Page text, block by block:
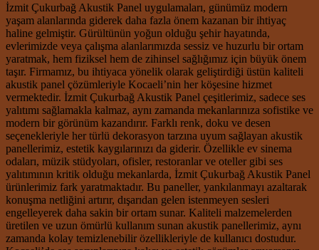
İzmit Çukurbağ Akustik Panel uygulamaları, günümüz modern
yaşam alanlarında giderek daha fazla önem kazanan bir ihtiyaç
haline gelmiştir. Gürültünün yoğun olduğu şehir hayatında,
evlerimizde veya çalışma alanlarımızda sessiz ve huzurlu bir ortam
yaratmak, hem fiziksel hem de zihinsel sağlığımız için büyük önem
taşır. Firmamız, bu ihtiyaca yönelik olarak geliştirdiği üstün kaliteli
akustik panel çözümleriyle Kocaeli’nin her köşesine hizmet
vermektedir. İzmit Çukurbağ Akustik Panel çeşitlerimiz, sadece ses
yalıtımı sağlamakla kalmaz, aynı zamanda mekanlarınıza sofistike ve
modern bir görünüm kazandırır. Farklı renk, doku ve desen
seçenekleriyle her türlü dekorasyon tarzına uyum sağlayan akustik
panellerimiz, estetik kaygılarınızı da giderir. Özellikle ev sinema
odaları, müzik stüdyoları, ofisler, restoranlar ve oteller gibi ses
yalıtımının kritik olduğu mekanlarda, İzmit Çukurbağ Akustik Panel
ürünlerimiz fark yaratmaktadır. Bu paneller, yankılanmayı azaltarak
konuşma netliğini artırır, dışarıdan gelen istenmeyen sesleri
engelleyerek daha sakin bir ortam sunar. Kaliteli malzemelerden
üretilen ve uzun ömürlü kullanım sunan akustik panellerimiz, aynı
zamanda kolay temizlenebilir özellikleriyle de kullanıcı dostudur.